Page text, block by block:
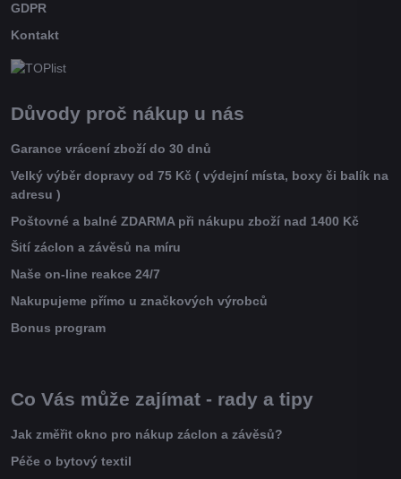
GDPR
Kontakt
Důvody proč nákup u nás
Garance vrácení zboží do 30 dnů
Velký výběr dopravy od 75 Kč ( výdejní místa, boxy či balík na
adresu )
Poštovné a balné ZDARMA při nákupu zboží nad 1400 Kč
Šití záclon a závěsů na míru
Naše on-line reakce 24/7
Nakupujeme přímo u značkových výrobců
Bonus program
Co Vás může zajímat - rady a tipy
Jak změřit okno pro nákup záclon a závěsů?
Péče o bytový textil